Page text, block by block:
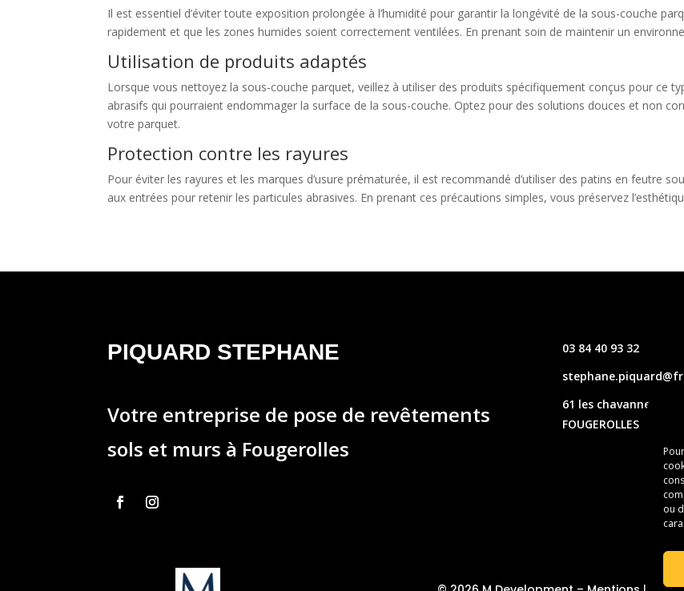
ou
Il est essentiel d’éviter toute exposition prolongée à l’humidité pour garantir la longévité de la sous-couche
rapidement et que les zones humides soient correctement ventilées. En prenant soin de maintenir un
Utilisation de produits adaptés
Lorsque vous nettoyez la sous-couche parquet, veillez à utiliser des produits spécifiquement conçus pour ce
abrasifs qui pourraient endommager la surface de la sous-couche. Optez pour des solutions douces et non
votre parquet.
Protection contre les rayures
Pour éviter les rayures et les marques d’usure prématurée, il est recommandé d’utiliser des patins en feutre
aux entrées pour retenir les particules abrasives. En prenant ces précautions simples, vous préservez
PIQUARD STEPHANE
Votre entreprise de pose de revêtements
sols et murs à Fougerolles
03 84 40 93 32
61 les chavannes –
FOUGEROLLES